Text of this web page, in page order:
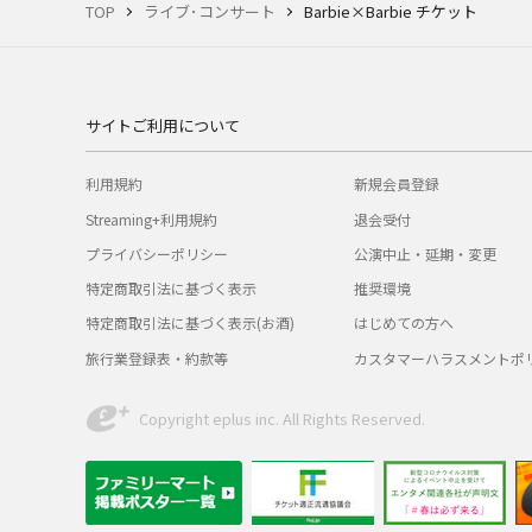
TOP ライブ･コンサート Barbie×Barbie チケット
サイトご利用について
利用規約
Streaming+利用規約
プライバシーポリシー
特定商取引法に基づく表示
特定商取引法に基づく表示(お酒)
旅行業登録表・約款等
新規会員登録
退会受付
公演中止・延期・変更
推奨環境
はじめての方へ
カスタマーハラスメントポ
Copyright eplus inc. All Rights Reserved.